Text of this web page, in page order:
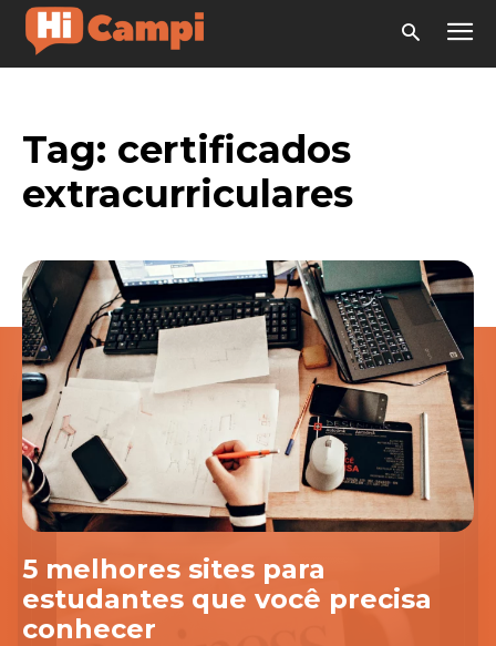
Tag: certificados
extracurriculares
5 melhores sites para
estudantes que você precisa
conhecer